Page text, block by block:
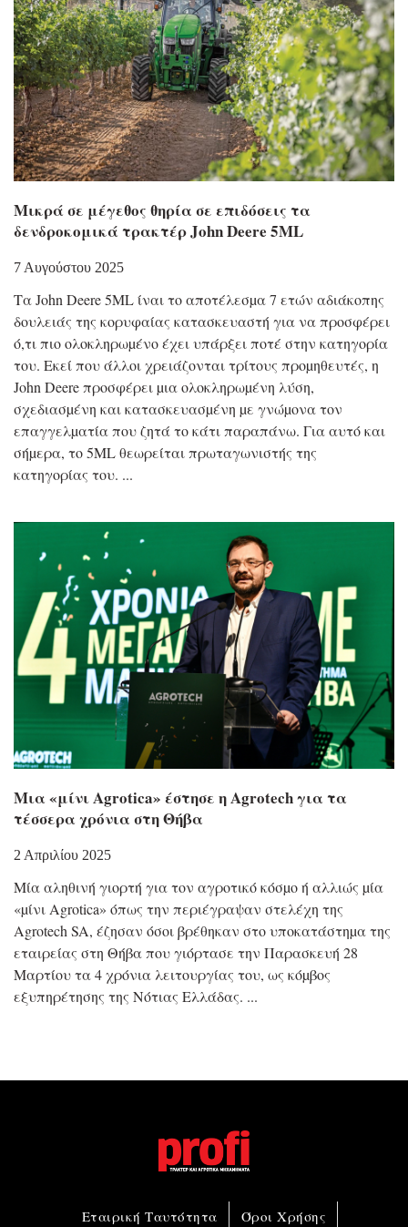
Μικρά σε μέγεθος θηρία σε επιδόσεις τα
δενδροκομικά τρακτέρ John Deere 5ML
7 Αυγούστου 2025
Τα John Deere 5ML ίναι το αποτέλεσµα 7 ετών αδιάκοπης
δουλειάς της κορυφαίας κατασκευαστή για να προσφέρει
ό,τι πιο ολοκληρωµένο έχει υπάρξει ποτέ στην κατηγορία
του. Εκεί που άλλοι χρειάζονται τρίτους προµηθευτές, η
John Deere προσφέρει µια ολοκληρωµένη λύση,
σχεδιασµένη και κατασκευασµένη µε γνώµονα τον
επαγγελµατία που ζητά το κάτι παραπάνω. Για αυτό και
σήµερα, το 5ML θεωρείται πρωταγωνιστής της
κατηγορίας του.
Μια «μίνι Agrotica» έστησε η Agrotech για τα
τέσσερα χρόνια στη Θήβα
2 Απριλίου 2025
Μία αληθινή γιορτή για τον αγροτικό κόσµο ή αλλιώς µία
«µίνι Agrotica» όπως την περιέγραψαν στελέχη της
Agrotech SA, έζησαν όσοι βρέθηκαν στο υποκατάστηµα της
εταιρείας στη Θήβα που γιόρτασε την Παρασκευή 28
Μαρτίου τα 4 χρόνια λειτουργίας του, ως κόµβος
εξυπηρέτησης της Νότιας Ελλάδας.
Εταιρική Ταυτότητα Όροι Χρήσης